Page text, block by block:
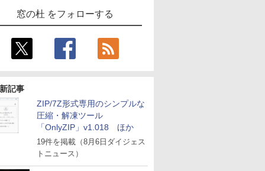
窓の杜 をフォローする
記事
ZIP/7Z形式専用のシンプルな
圧縮・解凍ツール
「OnlyZIP」v1.018 ほか
19件を掲載（8月6日ダイジェス
トニュース）